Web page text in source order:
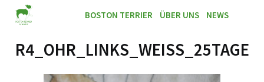
BOSTON TERRIER ÜBER UNS NEWS
R4_OHR_LINKS_WEISS_25TAGE